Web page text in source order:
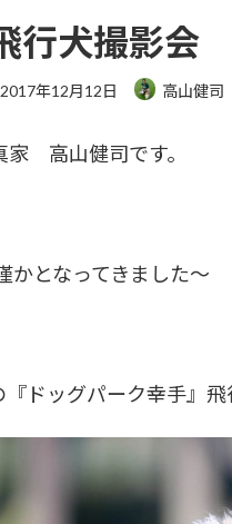
行犬撮影会
2017年12月12日 高山健司
家 高山健司です。
かとなってきました～
『ドッグパーク幸手』